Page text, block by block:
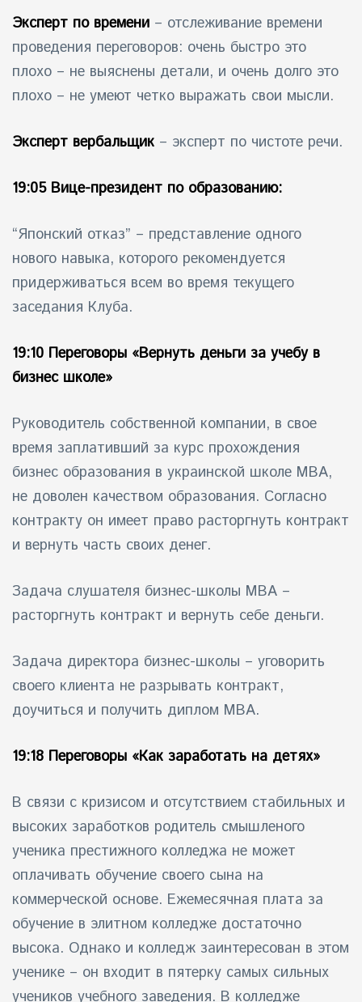
Эксперт по времени – отслеживание времени
проведения переговоров: очень быстро это
плохо – не выяснены детали, и очень долго это
плохо – не умеют четко выражать свои мысли.
Эксперт вербальщик – эксперт по чистоте речи.
19:05 Вице-президент по образованию:
“Японский отказ” – представление одного
нового навыка, которого рекомендуется
придерживаться всем во время текущего
заседания Клуба.
19:10 Переговоры «Вернуть деньги за учебу в
бизнес школе»
Руководитель собственной компании, в свое
время заплативший за курс прохождения
бизнес образования в украинской школе МВА,
не доволен качеством образования. Согласно
контракту он имеет право расторгнуть контракт
и вернуть часть своих денег.
Задача слушателя бизнес-школы МВА –
расторгнуть контракт и вернуть себе деньги.
Задача директора бизнес-школы – уговорить
своего клиента не разрывать контракт,
доучиться и получить диплом МВА.
19:18 Переговоры «Как заработать на детях»
В связи с кризисом и отсутствием стабильных и
высоких заработков родитель смышленого
ученика престижного колледжа не может
оплачивать обучение своего сына на
коммерческой основе. Ежемесячная плата за
обучение в элитном колледже достаточно
высока. Однако и колледж заинтересован в этом
ученике – он входит в пятерку самых сильных
учеников учебного заведения. В колледже